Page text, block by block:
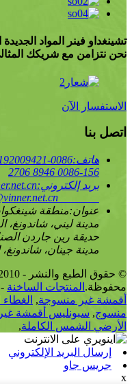
تشينغداو فينر المواد
نحن نتزامن مع شريكك
الاستفسار الآن
اتصل بنا
هاتف:0086-15192009421(واتساب)
0086-156 8946 2706
بريد إلكتروني:
عنوان:منطقة
مدينة ليني، شاندونغ،
حديقة رين جاردن
مدينة جينان،
محفوظة. المنتجات الساخنة -
أقمشة غير منسوجة,
منسوج, سبونليس أقمشة
الأرضي الشمس الكاملة,
إرسال البريد الإلكتروني
جريس جاو
x